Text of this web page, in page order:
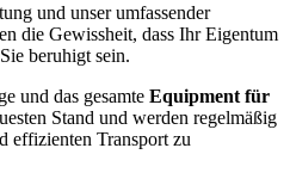
und unser umfassender
die Gewissheit, dass Ihr Eigentum
beruhigt sein.
und das gesamte Equipment für
Stand und werden regelmäßig
effizienten Transport zu